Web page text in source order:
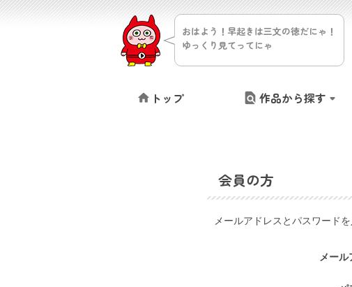
おはよう！早起きは三文の徳だにゃ！
ゆっくり見てってにゃ
トップ 作品から探す
会員の方
メールアドレスとパスワード
メール